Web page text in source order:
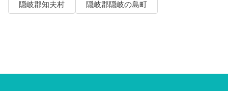
隠岐郡知夫村
隠岐郡隠岐の島町